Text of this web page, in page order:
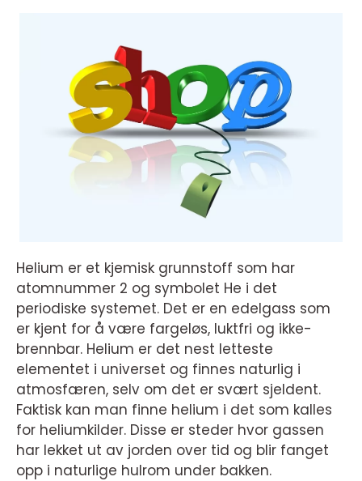
Helium er et kjemisk grunnstoff som har
atomnummer 2 og symbolet He i det
periodiske systemet. Det er en edelgass som
er kjent for å være fargeløs, luktfri og ikke-
brennbar. Helium er det nest letteste
elementet i universet og finnes naturlig i
atmosfæren, selv om det er svært sjeldent.
Faktisk kan man finne helium i det som kalles
for heliumkilder. Disse er steder hvor gassen
har lekket ut av jorden over tid og blir fanget
opp i naturlige hulrom under bakken.